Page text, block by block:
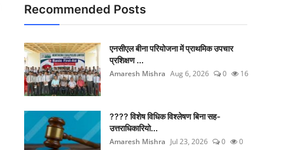
Recommended Posts
एनसीएल बीना परियोजना में प्राथमिक उपचार
प्रशिक्षण ...
Amaresh Mishra Aug 6, 2026 0 16
???? विशेष विधिक विश्लेषण बिना सह-
उत्तराधिकारियो...
Amaresh Mishra Jul 23, 2026 0 0